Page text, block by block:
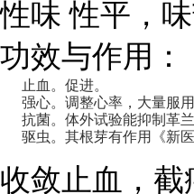
性味 性平，味
功效与作用：
止血。促进。
强心。调整心率，大量服
抗菌。体外试验能抑制革兰
驱虫。其根芽有作用《新
收敛止血，截